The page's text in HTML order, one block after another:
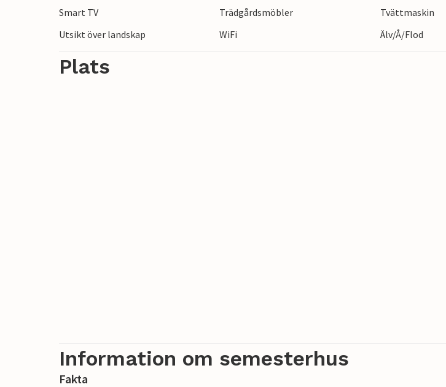
Smart TV
Trädgårdsmöbler
Tvättmaskin
Utsikt över landskap
WiFi Älv/Å/Flod
Plats
Information om semesterhus
Fakta